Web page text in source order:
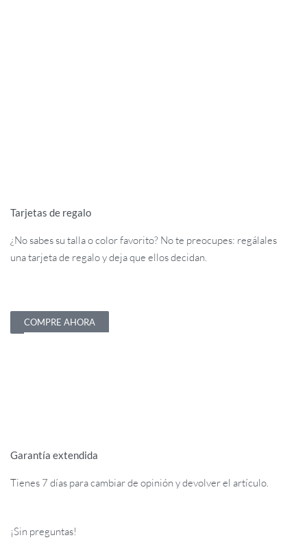
Tarjetas de regalo
¿No sabes su talla o color favorito? No te preocupes: regálales
una tarjeta de regalo y deja que ellos decidan.
COMPRE AHORA
Garantía extendida
Tienes 7 días para cambiar de opinión y devolver el artículo.
¡Sin preguntas!